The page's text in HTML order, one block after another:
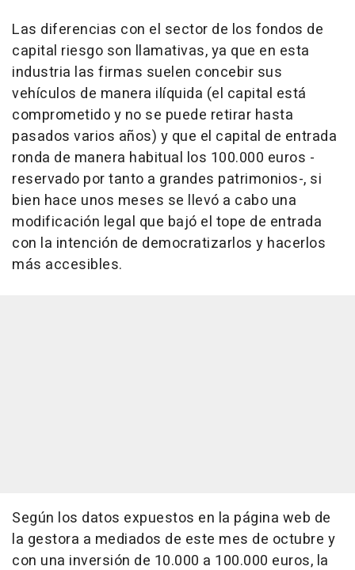
Las diferencias con el sector de los fondos de
capital riesgo son llamativas, ya que en esta
industria las firmas suelen concebir sus
vehículos de manera ilíquida (el capital está
comprometido y no se puede retirar hasta
pasados varios años) y que el capital de entrada
ronda de manera habitual los 100.000 euros -
reservado por tanto a grandes patrimonios-, si
bien hace unos meses se llevó a cabo una
modificación legal que bajó el tope de entrada
con la intención de democratizarlos y hacerlos
más accesibles.
Según los datos expuestos en la página web de
la gestora a mediados de este mes de octubre y
con una inversión de 10.000 a 100.000 euros, la